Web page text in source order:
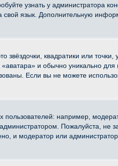
узнать у администратора
свой язык. Дополнительную
звёздочки, квадратики или
и обычно уникально для
Если вы не можете
например,
Пожалуйста, не
и модератор или